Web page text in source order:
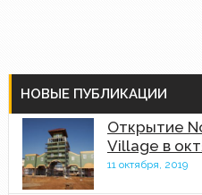
НОВЫЕ ПУБЛИКАЦИИ
Открытие
Village в
11 октября, 2019